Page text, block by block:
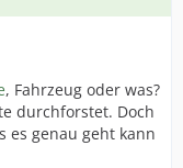
, Fahrzeug oder was?
durchforstet. Doch
es genau geht kann